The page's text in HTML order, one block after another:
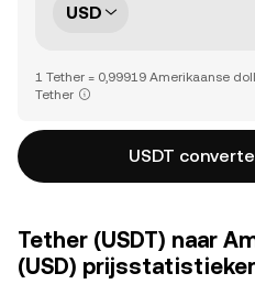
USD
1 Tether = 0,99919 Amerikaanse
Tether
USDT
Tether (USDT) naar
(USD)